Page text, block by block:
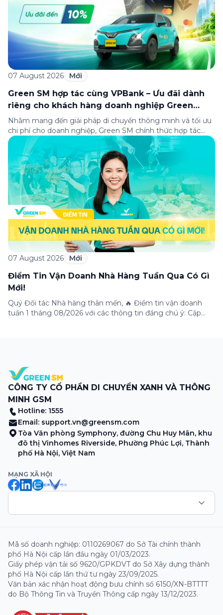
07 August 2026 Mới
Green SM hợp tác cùng VPBank – Ưu đãi dành
riêng cho khách hàng doanh nghiệp Green
Business
Nhằm mang đến giải pháp di chuyển thông minh và tối ưu
chi phí cho doanh nghiệp, Green SM chính thức hợp tác
cùng VPBank triển khai chương trình ưu đãi dành riêng cho
khách hàng đăng ký thẻ Doanh nghiệp Green Business.
Thông qua chương trình, doanh nghiệp có thể tận hưởng
nhiều ưu […]
07 August 2026 Mới
Điểm Tin Vận Doanh Nhà Hàng Tuần Qua Có Gì
Mới!
Quý Đối tác Nhà hàng thân mến, 🔥 Điểm tin vận doanh
tuần 1 tháng 08/2026 với các thông tin đáng chú ý: Cập
CÔNG TY CỔ PHẦN DI CHUYỂN XANH VÀ THÔNG
MINH GSM
Hotline: 1555
Email: support.vn@greensm.com
Tòa Văn phòng Symphony, đường Chu Huy Mân, khu
đô thị Vinhomes Riverside, Phường Phúc Lợi, Thành
phố Hà Nội, Việt Nam
MẠNG XÃ HỘI
Mã số doanh nghiệp: 0110269067 do Sở Tài chính thành
phố Hà Nội cấp lần đầu ngày 01/03/2023.
Giấy phép vận tải số 9620/GPKDVT do Sở Xây dựng thành
phố Hà Nội cấp lần thứ tư ngày 23/09/2025.
Văn bản xác nhận hoạt động bưu chính số 6150/XN-BTTTT
do Bộ Thông Tin và Truyền Thông cấp ngày 13/12/2023.